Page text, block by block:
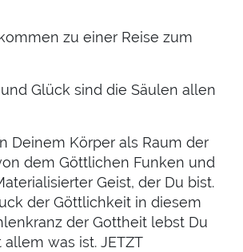
zu einer Reise zum
Glück sind die Säulen allen
Deinem Körper als Raum der
dem Göttlichen Funken und
Geist, der Du bist.
der Göttlichkeit in diesem
der Gottheit lebst Du
was ist. JETZT